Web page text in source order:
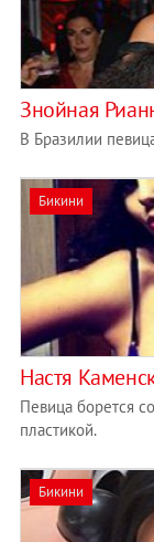
Знойная
В Бразилии
Бикини
Настя
Певица борется
пластикой.
Бикини